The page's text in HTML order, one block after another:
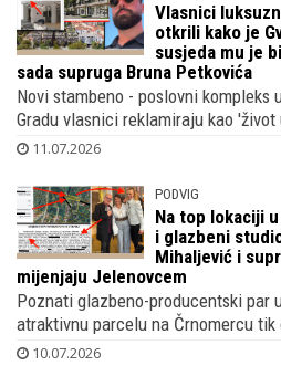
Vlasnici
otkrili kako je
susjeda mu je
sada supruga Bruna Petkovića
Novi stambeno - poslovni kompleks
Gradu vlasnici reklamiraju kao
11.07.2026
PODVIG
Na top lokaciji
i glazbeni
Mihaljević i
mijenjaju Jelenovcem
Poznati glazbeno-producentski par
atraktivnu parcelu na Črnomercu
10.07.2026